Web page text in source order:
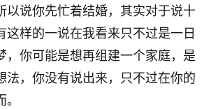
以说你先忙着结婚，其实对于说十
这样的一说在我看来只不过是一日
，你可能是想再组建一个家庭，是
法，你没有说出来，只不过在你的
南 11
？我对这些很感兴趣
西 15